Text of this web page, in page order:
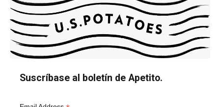
Suscríbase al boletín de Apetito.